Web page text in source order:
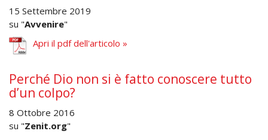
15 Settembre 2019
su "Avvenire"
Apri il pdf dell'articolo »
Perché Dio non si è fatto conoscere tutto
d’un colpo?
8 Ottobre 2016
su "Zenit.org"